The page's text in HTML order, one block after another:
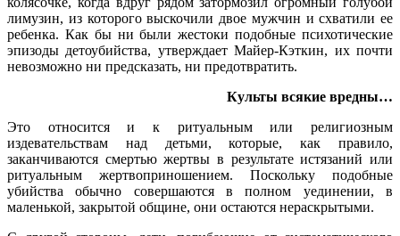
лимузин, из которого выскочили двое мужчин и схватили ее
ребенка. Как бы ни были жестоки подобные психотические
эпизоды детоубийства, утверждает Майер-Кэткин, их почти
невозможно ни предсказать, ни предотвратить.
Культы всякие вредны…
Это относится и к ритуальным или религиозным
издевательствам над детьми, которые, как правило,
заканчиваются смертью жертвы в результате истязаний или
ритуальным жертвоприношением. Поскольку подобные
убийства обычно совершаются в полном уединении, в
маленькой, закрытой общине, они остаются нераскрытыми.